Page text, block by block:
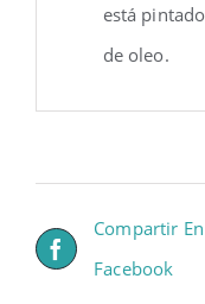
está
de oleo.
Compartir En
Facebook